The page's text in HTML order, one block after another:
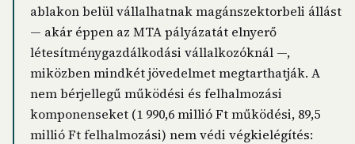
ablakon belül vállalhatnak magánszektorbeli állást
— akár éppen az MTA pályázatát elnyerő
létesítménygazdálkodási vállalkozóknál —,
miközben mindkét jövedelmet megtarthatják. A
nem bérjellegű működési és felhalmozási
komponenseket (1 990,6 millió Ft működési, 89,5
millió Ft felhalmozási) nem védi végkielégítés: